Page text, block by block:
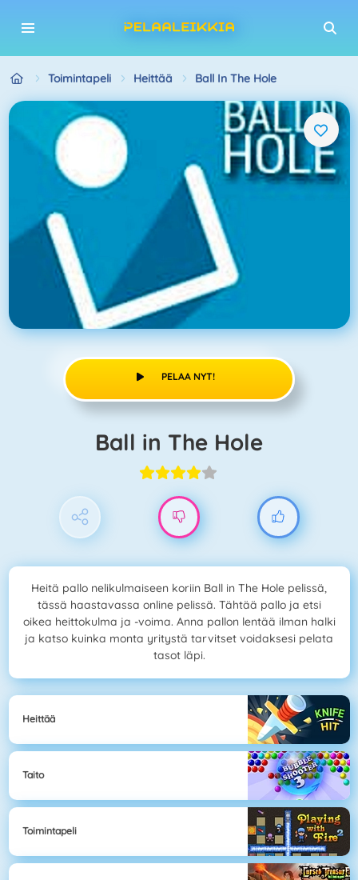
Toimintapeli Heittää Ball In The Hole
PELAA NYT!
Ball in The Hole
Heitä pallo nelikulmaiseen koriin Ball in The Hole pelissä,
tässä haastavassa online pelissä. Tähtää pallo ja etsi
oikea heittokulma ja -voima. Anna pallon lentää ilman halki
ja katso kuinka monta yritystä tarvitset voidaksesi pelata
tasot läpi.
Heittää
Taito
Toimintapeli